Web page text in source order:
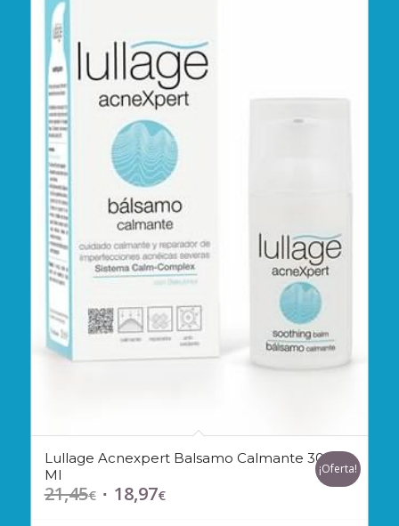
Lullage Acnexpert Balsamo Calmante 30
Ml
21,45€ El 18,97€El
¡Oferta!